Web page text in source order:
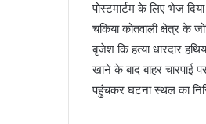
पोस्टमार्टम के लिए भेज
चकिया कोतवाली क्षेत्र के
बृजेश कि हत्या धारदार
खाने के बाद बाहर
पहुंचकर घटना स्थल का